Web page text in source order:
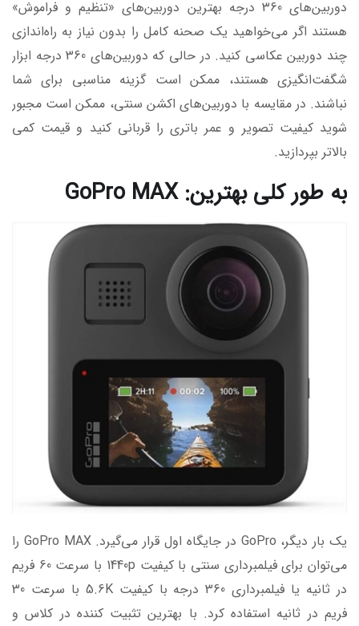
دوربین‌های 360 درجه بهترین دوربین‌های «تنظیم و فراموش»
هستند اگر می‌خواهید یک صحنه کامل را بدون نیاز به راه‌اندازی
چند دوربین عکاسی کنید. در حالی که دوربین‌های 360 درجه ابزار
شگفت‌انگیزی هستند، ممکن است گزینه مناسبی برای شما
نباشند. در مقایسه با دوربین‌های اکشن سنتی، ممکن است مجبور
شوید کیفیت تصویر و عمر باتری را قربانی کنید و قیمت کمی
بالاتر بپردازید.
به طور کلی بهترین: GoPro MAX
یک بار دیگر، GoPro در جایگاه اول قرار می‌گیرد. GoPro MAX را
می‌توان برای فیلمبرداری سنتی با کیفیت 1440p با سرعت 60 فریم
در ثانیه یا فیلمبرداری 360 درجه با کیفیت 5.6K با سرعت 30
فریم در ثانیه استفاده کرد. با بهترین تثبیت کننده در کلاس و